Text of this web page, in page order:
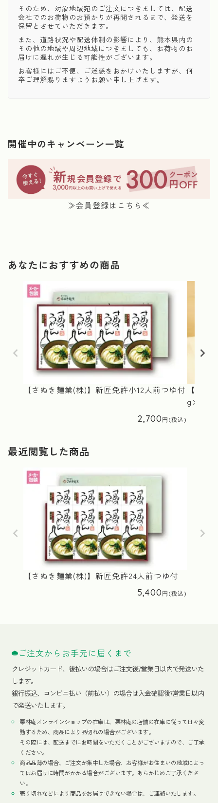
そのため、対象地域宛のご注文につきましては、配送
会社でのお荷物のお預かりが再開されるまで、発送を
保留とさせていただきます。
また、道路状況や配送体制の影響により、熊本県内の
その他の地域や周辺地域につきましても、お荷物のお
届けに遅れが生じる可能性がございます。
お客様にはご不便、ご迷惑をおかけいたしますが、何
卒ご理解賜りますようお願い申し上げます。
開催中のキャンペーン一覧
≫会員登録はこちら≪
あなたにおすすめの商品
【さぬき麺業(株)】新匠免許小12人前つゆ付
2,700
【さ
g×2袋
最近閲覧した商品
【さぬき麺業(株)】新匠免許24人前つゆ付
5,400
ご注文からお手元に届くまで
クレジットカード、 後払いの場合はご注文後7営業日以内で発送いた
します。
銀行振込、コンビニ払い（前払い）の場合は入金確認後7営業日以内
で発送いたします。
栗林庵オンラインショップの在庫は、栗林庵の店舗の在庫に従って日々変
動するため、商品により品切れの場合がございます。
その際には、配送までにお時間をいただくことがございますので、ご了承
ください。
商品品薄の場合、ご注文が集中した場合、お客様がお住まいの地域によっ
てはお届けに時間がかかる場合がございます。あらかじめご了承くださ
い。
売り切れなどにより商品をお届けできない場合は、ご連絡いたします。